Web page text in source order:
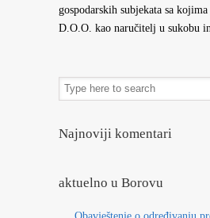
gospodarskih subjekata sa
D.O.O. kao naručitelj u sukobu
Najnoviji komentari
aktuelno u Borovu